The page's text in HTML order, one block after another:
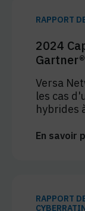
RAPPORT
2024
Versa
les cas
hybrides
En savoir
RAPPORT